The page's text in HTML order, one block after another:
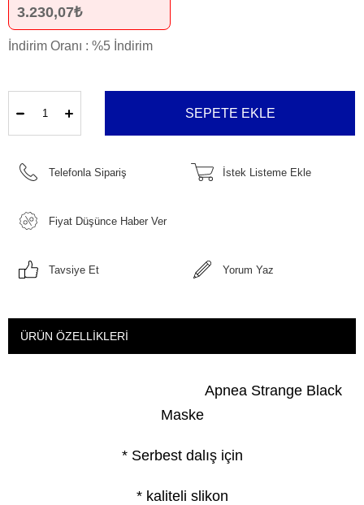
3.230,07₺
İndirim Oranı : %5 İndirim
Telefonla Sipariş İstek Listeme Ekle
Fiyat Düşünce Haber Ver
Tavsiye Et Yorum Yaz
ÜRÜN ÖZELLIKLERI
Apnea Strange Black
Maske
* Serbest dalış için
* kaliteli slikon